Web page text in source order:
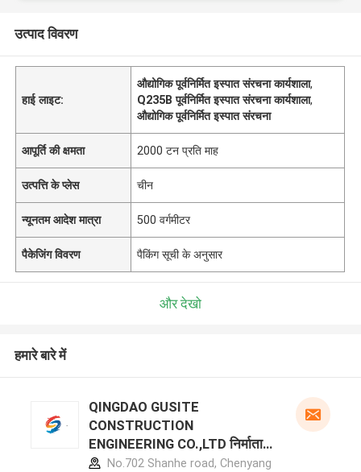
उत्पाद विवरण
हाई लाइट:
औद्योगिक पूर्वनिर्मित इस्पात संरचना कार्यशाला,
Q235B पूर्वनिर्मित इस्पात संरचना कार्यशाला,
औद्योगिक पूर्वनिर्मित इस्पात संरचना
आपूर्ति की क्षमता 2000 टन प्रति माह
उत्पत्ति के प्लेस चीन
न्यूनतम आदेश मात्रा 500 वर्गमीटर
पैकेजिंग विवरण पैकिंग सूची के अनुसार
और देखो
हमारे बारे में
QINGDAO GUSITE
CONSTRUCTION
ENGINEERING CO.,LTD निर्माता
प्रोफ़ाइलNo.702 Shanhe road, Chenyang